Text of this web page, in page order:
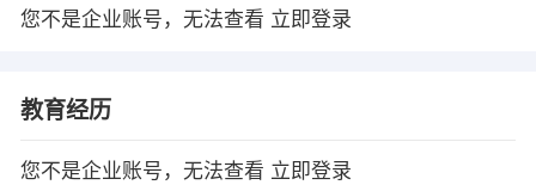
您不是企业账号，无法查看 立即登录
教育经历
您不是企业账号，无法查看 立即登录